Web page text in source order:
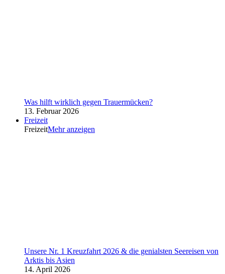
Was hilft wirklich gegen Trauermücken?
13. Februar 2026
Freizeit
FreizeitMehr anzeigen
Unsere Nr. 1 Kreuzfahrt 2026 & die genialsten Seereisen von
Arktis bis Asien
14. April 2026